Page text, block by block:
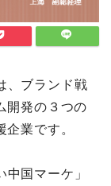
、ブランド戦
開発の３つの
業です。
国マーケ」